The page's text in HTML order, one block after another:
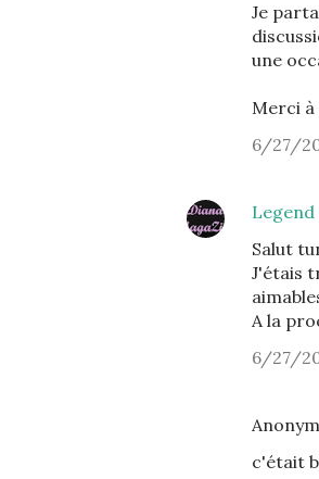
Je
une
Merci à
6/27/
Legend
Salut
J'étais
A la
6/27/
c'était